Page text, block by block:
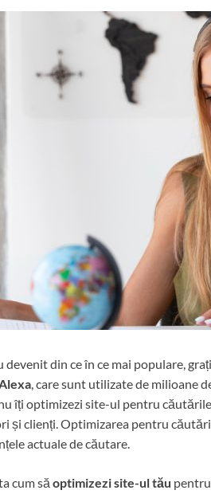
din ce în ce mai populare,
, care sunt utilizate de milioane
îți optimizezi site-ul pentru
și clienți. Optimizarea pentru
actuale de căutare.
cum să optimizezi site-ul tău